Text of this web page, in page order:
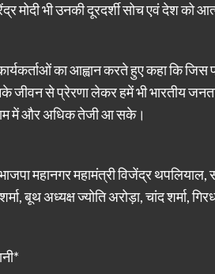
मोदी भी उनकी दूरदर्शी सोच एवं देश को
का आह्वान करते हुए कहा कि
जीवन से प्रेरणा लेकर हमें भी भारतीय जनता
में और अधिक तेजी आ सके।
महानगर महामंत्री विजेंद्र थपलियाल,
बूथ अध्यक्ष ज्योति अरोड़ा, चांद शर्मा,